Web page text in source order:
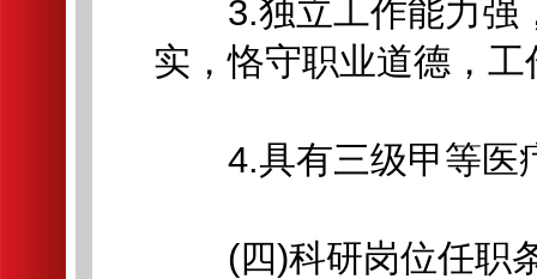
3.独立工作能力强
实，恪守职业道德，
4.具有三级甲等医
(四)科研岗位任职